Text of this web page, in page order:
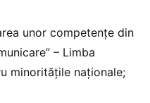
unor competențe din
– Limba
minoritățile naționale;